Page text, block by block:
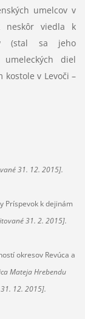
umelcov v
neskôr viedla k
(stal sa jeho
diel
kostole v Levoči –
31. 12. 2015].
Príspevok k dejinám
31. 2. 2015].
okresov Revúca a
Mateja Hrebendu
12. 2015].